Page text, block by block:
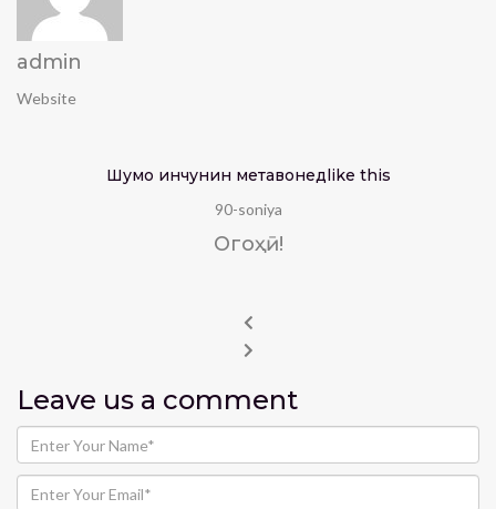
admin
Website
Шумо инчунин метавонедlike this
90-soniya
Огоҳӣ!
Leave us a comment